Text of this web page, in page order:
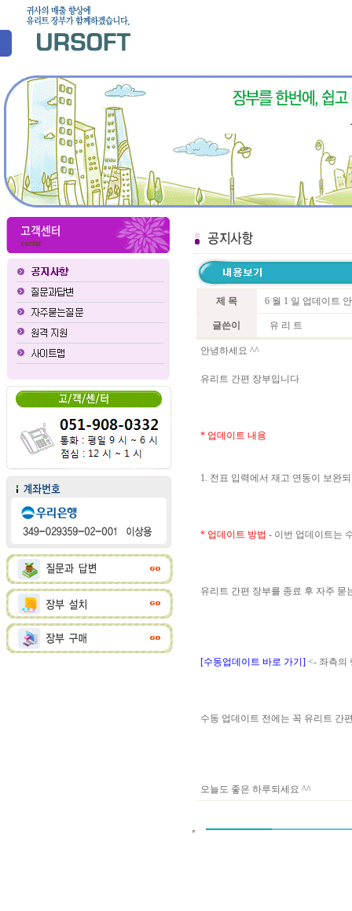
제 목 6 월 1 일 업데이트
글쓴이 유 리 트
안녕하세요 ^^
유리트 간편 장부입니다
* 업데이트 내용
1. 전표 입력에서 재고 연동이 보완
* 업데이트 방법 - 이번 업데이트는
유리트 간편 장부를 종료 후 자주
[수동업데이트 바로 가기] <- 좌측의
수동 업데이트 전에는 꼭 유리트 간
오늘도 좋은 하루되세요 ^^